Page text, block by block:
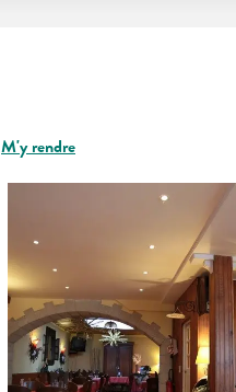
M'y rendre